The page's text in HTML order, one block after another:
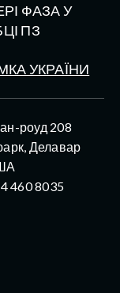
ФАЗА У
ПЗ
УКРАЇНИ
роуд 208
Делавар
460 8035